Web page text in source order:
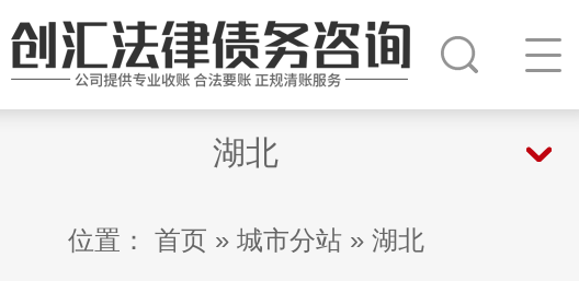
湖北
位置： 首页 » 城市分站» 湖北